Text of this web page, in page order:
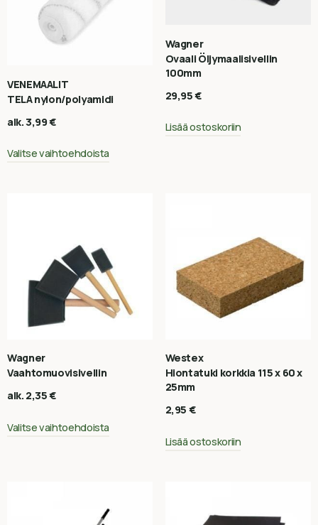
VENEMAALIT
TELA nylon/polyamidi
alk.3,99€
Valitse vaihtoehdoista
Wagner
Ovaali Öljymaalisivellin
100mm
29,95€
Lisää ostoskoriin
Wagner
Vaahtomuovisivellin
alk. 2,35€
Valitse vaihtoehdoista
Westex
Hiontatuki korkkia 115 x 60 x
25mm
2,95 €
Lisää ostoskoriin